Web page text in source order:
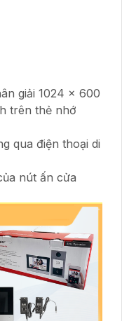
giải 1024 x 600
trên thẻ nhớ
qua điện thoại di
nút ấn cửa